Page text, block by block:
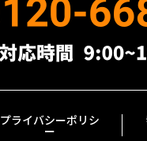
プライバシーポリシ
ー